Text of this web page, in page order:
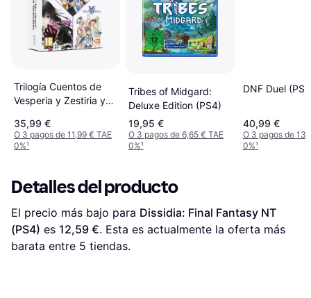
Trilogía Cuentos de
Vesperia y Zestiria y
35,99 €
O 3 pagos de 11,99 € TAE
0%¹
Tribes of Midgard:
Deluxe Edition (PS4)
19,95 €
O 3 pagos de 6,65 € TAE
0%¹
DNF Duel
40,99 €
O 3 pagos de
0%¹
Detalles del producto
El precio más bajo para Dissidia: Final Fantasy NT
(PS4) es 12,59 €. Esta es actualmente la oferta más
barata entre 5 tiendas.